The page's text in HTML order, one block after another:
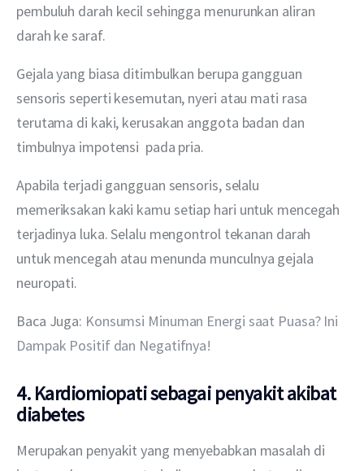
pembuluh darah kecil sehingga menurunkan aliran
darah ke saraf.
Gejala yang biasa ditimbulkan berupa gangguan
sensoris seperti kesemutan, nyeri atau mati rasa
terutama di kaki, kerusakan anggota badan dan
timbulnya impotensi  pada pria.
Apabila terjadi gangguan sensoris, selalu
memeriksakan kaki kamu setiap hari untuk mencegah
terjadinya luka. Selalu mengontrol tekanan darah
untuk mencegah atau menunda munculnya gejala
neuropati.
Baca Juga: Konsumsi Minuman Energi saat Puasa? Ini
Dampak Positif dan Negatifnya!
4. Kardiomiopati sebagai penyakit akibat
diabetes
Merupakan penyakit yang menyebabkan masalah di